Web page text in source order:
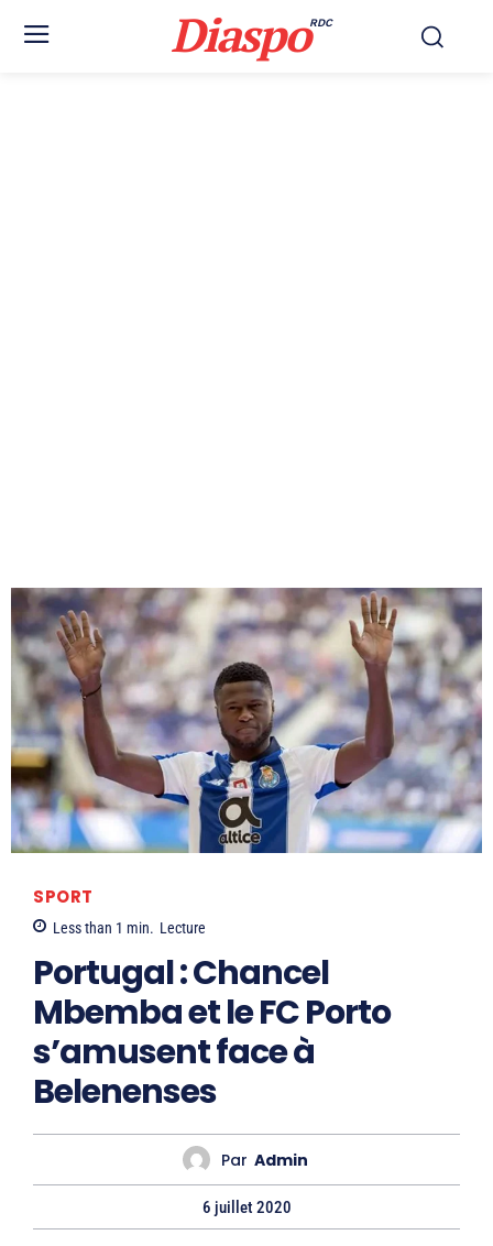
DiaspoRDC
SPORT
Less than 1 min. Lecture
Portugal : Chancel
Mbemba et le FC Porto
s’amusent face à
Belenenses
Par Admin
6 juillet 2020